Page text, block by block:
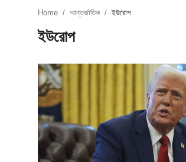
যোগাযোগ
গোপনীয়তা নীতি
Home আন্তর্জাতিক ইউরোপ
ইউরোপ